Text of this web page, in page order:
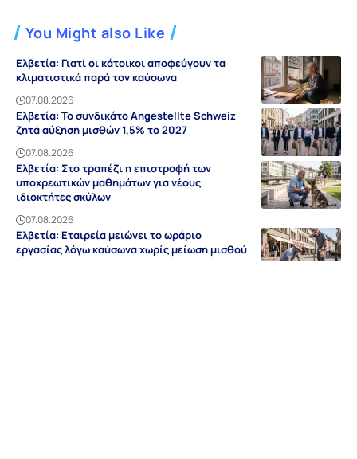
You Might also Like
Ελβετία: Γιατί οι κάτοικοι αποφεύγουν τα
κλιματιστικά παρά τον καύσωνα
07.08.2026
Ελβετία: Το συνδικάτο Angestellte Schweiz
ζητά αύξηση μισθών 1,5% το 2027
07.08.2026
Ελβετία: Στο τραπέζι η επιστροφή των
υποχρεωτικών μαθημάτων για νέους
ιδιοκτήτες σκύλων
07.08.2026
Ελβετία: Εταιρεία μειώνει το ωράριο
εργασίας λόγω καύσωνα χωρίς μείωση μισθού